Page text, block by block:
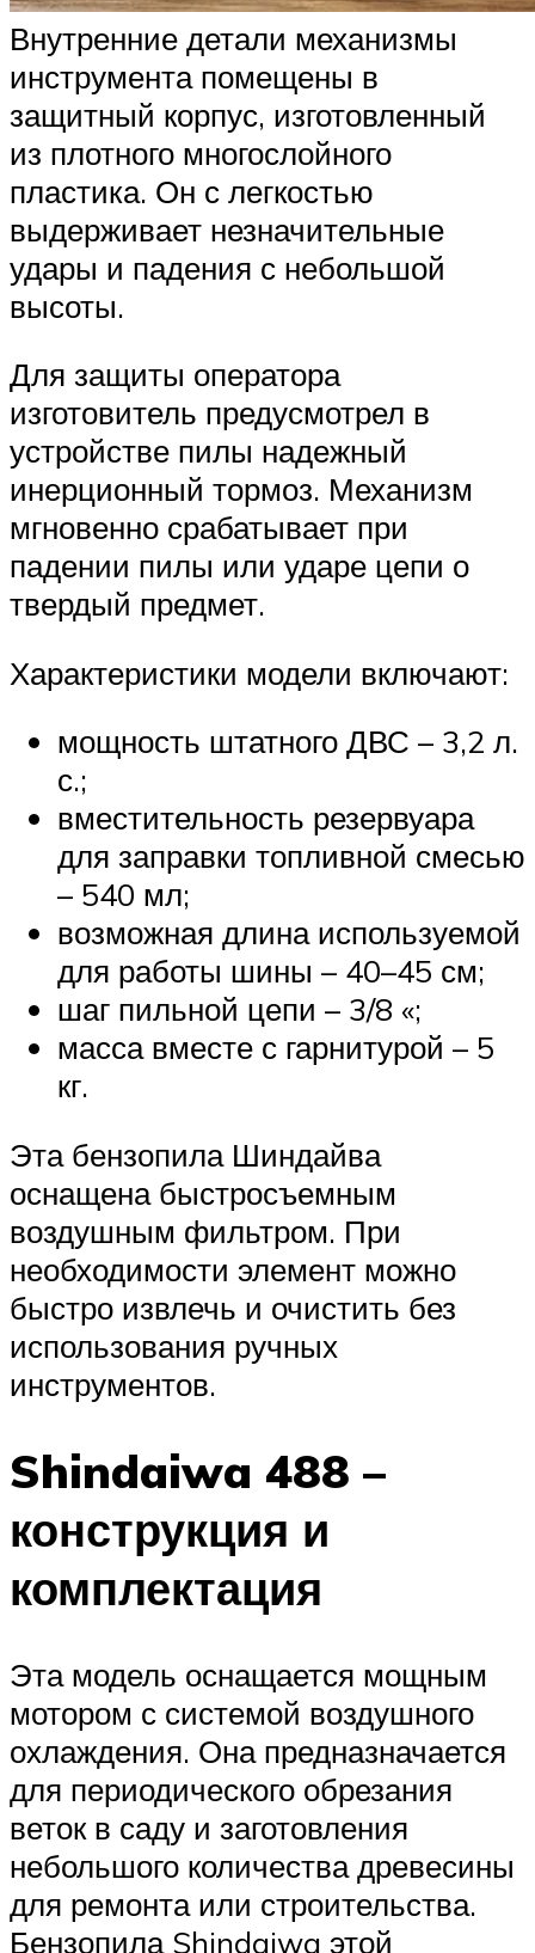
Внутренние детали механизмы
инструмента помещены в
защитный корпус, изготовленный
из плотного многослойного
пластика. Он с легкостью
выдерживает незначительные
удары и падения с небольшой
высоты.
Для защиты оператора
изготовитель предусмотрел в
устройстве пилы надежный
инерционный тормоз. Механизм
мгновенно срабатывает при
падении пилы или ударе цепи о
твердый предмет.
Характеристики модели включают:
мощность штатного ДВС – 3,2 л.
с.;
вместительность резервуара
для заправки топливной смесью
– 540 мл;
возможная длина используемой
для работы шины – 40–45 см;
шаг пильной цепи – 3/8 «;
масса вместе с гарнитурой – 5
кг.
Эта бензопила Шиндайва
оснащена быстросъемным
воздушным фильтром. При
необходимости элемент можно
быстро извлечь и очистить без
использования ручных
инструментов.
Shindaiwa 488 –
конструкция и
комплектация
Эта модель оснащается мощным
мотором с системой воздушного
охлаждения. Она предназначается
для периодического обрезания
веток в саду и заготовления
небольшого количества древесины
для ремонта или строительства.
Бензопила Shindaiwa этой